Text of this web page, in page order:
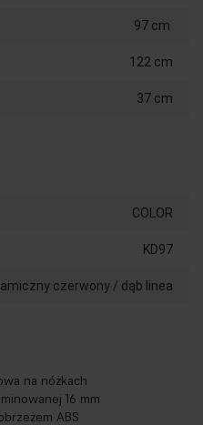
97 cm
122 cm
37 cm
COLOR
KD97
czerwony / dąb linea
na nóżkach
16 mm
ABS